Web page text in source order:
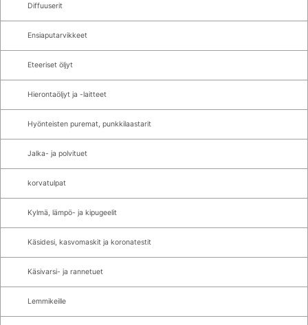
Diffuuserit
Ensiaputarvikkeet
Eteeriset öljyt
Hierontaöljyt ja -laitteet
Hyönteisten puremat, punkkilaastarit
Jalka- ja polvituet
korvatulpat
Kylmä, lämpö- ja kipugeelit
Käsidesi, kasvomaskit ja koronatestit
Käsivarsi- ja rannetuet
Lemmikeille